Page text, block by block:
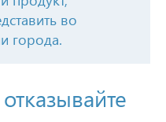
во
города.